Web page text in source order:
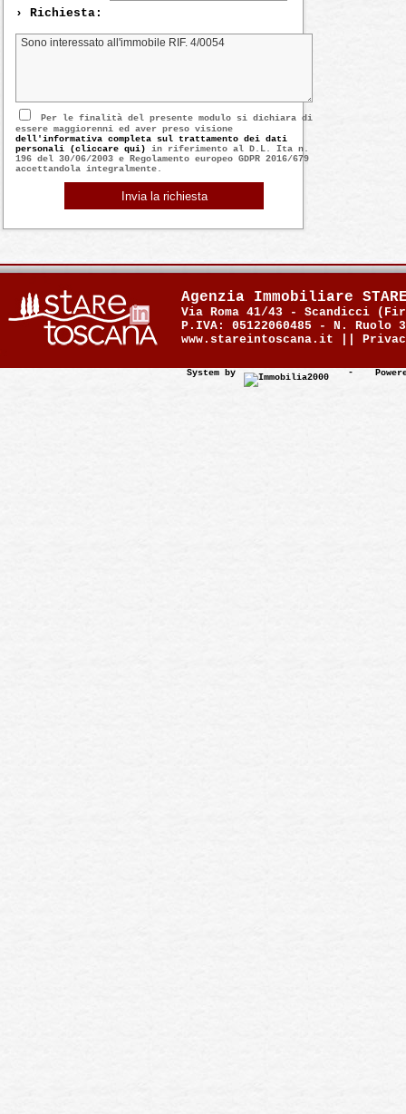
› Richiesta:
Per le finalità del presente modulo si dichiara di
essere maggiorenni ed aver preso visione
dell'informativa completa sul trattamento dei dati
personali (cliccare qui) in riferimento al D.L. Ita n.
196 del 30/06/2003 e Regolamento europeo GDPR 2016/679
accettandola integralmente.
Agenzia Immobiliare STARE
Via Roma 41/43 - Scandicci
P.IVA: 05122060485 - N. Ruolo
www.stareintoscana.it ||
System by -